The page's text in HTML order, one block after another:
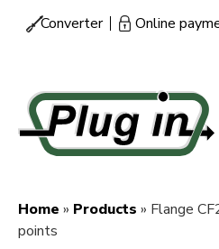
Menu
Converter Online
Breadcrumb
Home Products
Flange
points